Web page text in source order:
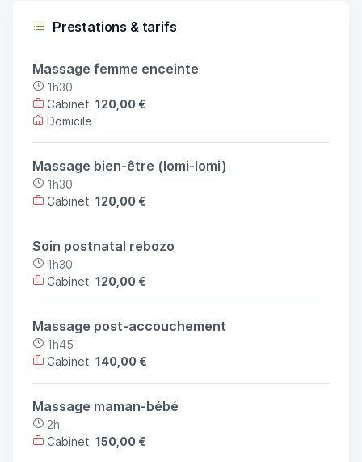
Prestations & tarifs
Massage femme enceinte
1h30
Cabinet 120,00 €
Domicile
Massage bien-être (lomi-lomi)
1h30
Cabinet 120,00 €
Soin postnatal rebozo
1h30
Cabinet 120,00 €
Massage post-accouchement
1h45
Cabinet 140,00 €
Massage maman-bébé
2h
Cabinet 150,00 €